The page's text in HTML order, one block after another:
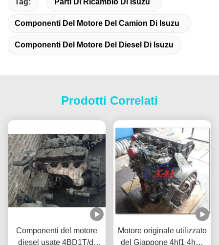
Tag: Parti Di Ricambio Di Isuzu
Componenti Del Motore Del Camion Di Isuzu
Componenti Del Motore Del Diesel Di Isuzu
Prodotti Correlati
Componenti del motore
diesel usate 4BD1T/di
Motore originale utilizzato
del Giappone 4hf1 4he1